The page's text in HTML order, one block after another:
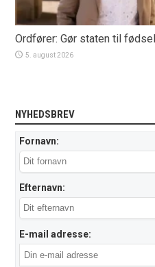
Ordfører: Gør staten til
5. august 2026
NYHEDSBREV
Fornavn:
Efternavn:
E-mail adresse: